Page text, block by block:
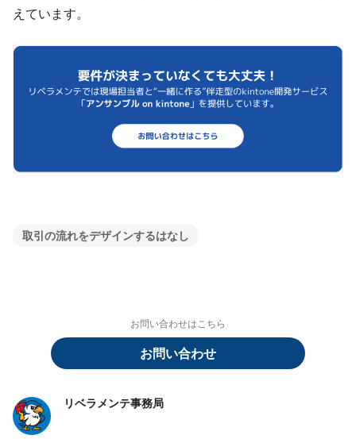
えています。
取引の流れをデザインするはなし
お問い合わせはこちら
お問い合わせ
リベラメンテ事務局